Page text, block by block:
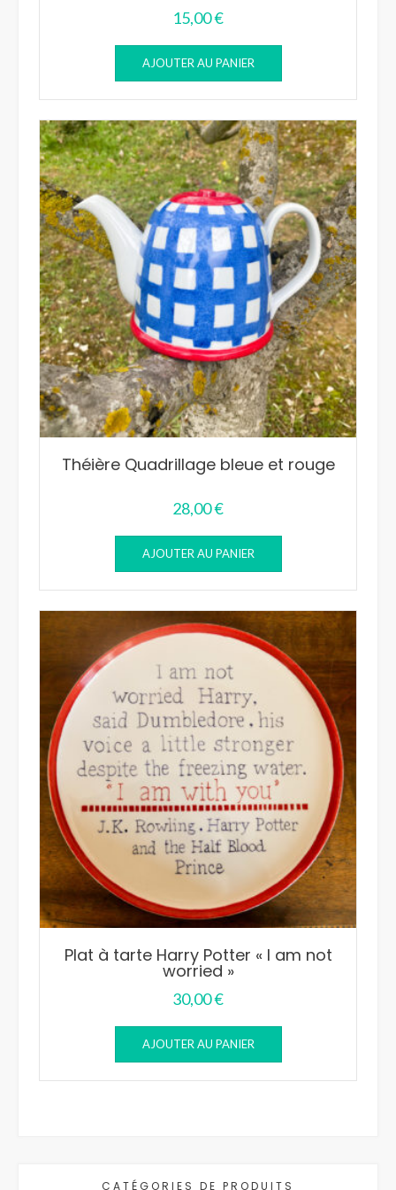
15,00€
AJOUTER AU PANIER
Théière Quadrillage bleue et rouge
28,00€
AJOUTER AU PANIER
Plat à tarte Harry Potter « I am not
worried »
30,00€
AJOUTER AU PANIER
CATÉGORIES DE PRODUITS